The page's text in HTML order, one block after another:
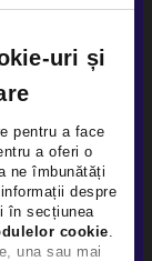
uri și
pentru a face
a oferi o
ne îmbunătăți
despre
în secțiunea
cookie
una sau mai
×